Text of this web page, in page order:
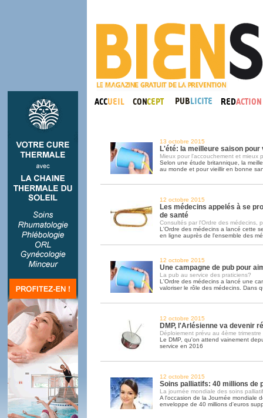
13 octobre 2015
L'été: la meilleure saison pour
Mieux pour l'accouchement et mieux
Selon une étude britannique, la
au monde et pour vieillir en bonne
12 octobre 2015
Les médecins appelés à se
de santé
Consultés par l'Ordre des médecins,
L'Ordre des médecins a lancé cette
en ligne auprès de l'ensemble des
12 octobre 2015
Une campagne de pub pour
La pub au service des praticiens?
L'Ordre des médecins a lancé une
valoriser le rôle des médecins. Dans
12 octobre 2015
DMP, l'Arlésienne va devenir
Déploiement prévu au 4ème trimestre
Le DMP, qu'on attend vainement
service en 2016
12 octobre 2015
Soins palliatifs: 40 millions de
La journée mondiale des soins
A l'occasion de la Journée mondiale
enveloppe de 40 millions d'euros